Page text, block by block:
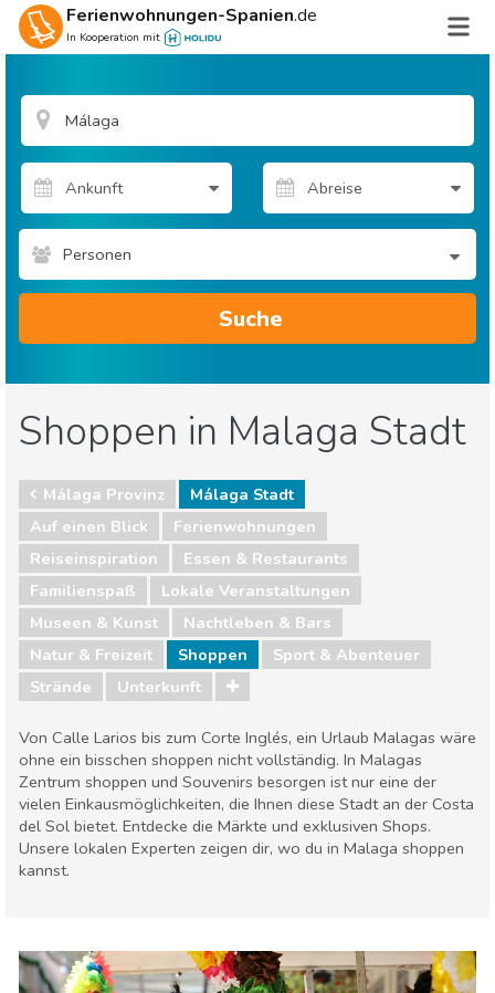
Ferienwohnungen-Spanien.de
In Kooperation mit
Personen
Suche
Shoppen in Malaga Stadt
Málaga Provinz
Málaga Stadt
Auf einen Blick
Ferienwohnungen
Reiseinspiration
Essen & Restaurants
Familienspaß
Lokale Veranstaltungen
Museen & Kunst
Nachtleben & Bars
Natur & Freizeit
Shoppen
Sport & Abenteuer
Strände
Unterkunft
Von Calle Larios bis zum Corte Inglés, ein Urlaub Malagas wäre
ohne ein bisschen shoppen nicht vollständig. In Malagas
Zentrum shoppen und Souvenirs besorgen ist nur eine der
vielen Einkausmöglichkeiten, die Ihnen diese Stadt an der Costa
del Sol bietet. Entdecke die Märkte und exklusiven Shops.
Unsere lokalen Experten zeigen dir, wo du in Malaga shoppen
kannst.
Essen & Restaurants
Familienspaß